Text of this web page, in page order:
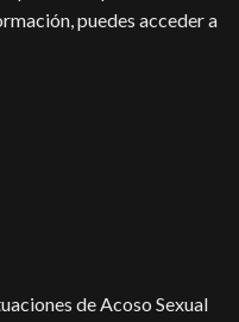
puedes acceder a
de Acoso Sexual